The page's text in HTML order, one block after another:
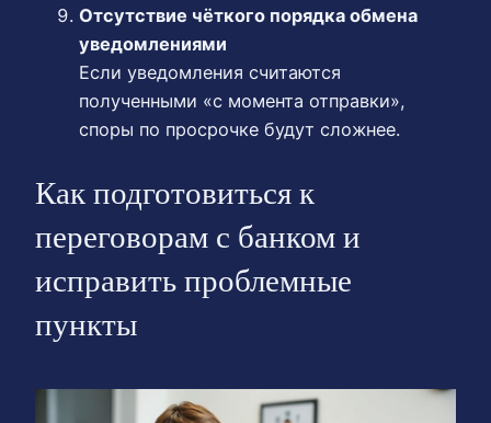
Отсутствие чёткого порядка обмена
уведомлениями
Если уведомления считаются
полученными «с момента отправки»,
споры по просрочке будут сложнее.
Как подготовиться к
переговорам с банком и
исправить проблемные
пункты